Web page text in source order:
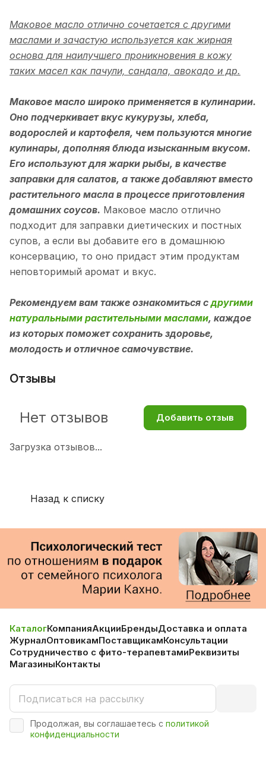
Маковое масло отлично сочетается с другими
маслами и зачастую используется как жирная
основа для наилучшего проникновения в кожу
таких масел как пачули, сандала, авокадо и др.
Маковое масло широко применяется в кулинарии.
Оно подчеркивает вкус кукурузы, хлеба,
водорослей и картофеля, чем пользуются многие
кулинары, дополняя блюда изысканным вкусом.
Его используют для жарки рыбы, в качестве
заправки для салатов, а также добавляют вместо
растительного масла в процессе приготовления
домашних соусов. Маковое масло отлично
подходит для заправки диетических и постных
супов, а если вы добавите его в домашнюю
консервацию, то оно придаст этим продуктам
неповторимый аромат и вкус.
Рекомендуем вам также ознакомиться сдругими
натуральными растительными маслами, каждое
из которых поможет сохранить здоровье,
молодость и отличное самочувствие.
Отзывы
Загрузка отзывов...
Нет отзывов Добавить отзыв
Назад к списку
КаталогКомпанияАкцииБрендыДоставка и оплата
ЖурналОптовикамПоставщикамКонсультации
Сотрудничество с фито-терапевтамиРеквизиты
МагазиныКонтакты
Продолжая, вы соглашаетесь с политикой
конфиденциальности